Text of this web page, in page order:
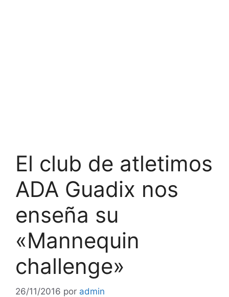
El club de atletimos
ADA Guadix nos
enseña su
«Mannequin
challenge»
26/11/2016 por admin